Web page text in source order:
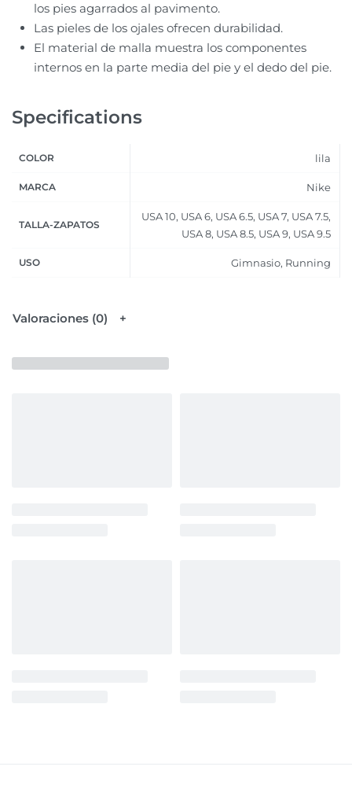
los pies agarrados al pavimento.
Las pieles de los ojales ofrecen durabilidad.
El material de malla muestra los componentes
internos en la parte media del pie y el dedo del pie.
Specifications
COLOR lila
MARCA Nike
TALLA-ZAPATOS
USA 10, USA 6, USA 6.5, USA 7, USA 7.5,
USA 8, USA 8.5, USA 9, USA 9.5
USO Gimnasio, Running
Valoraciones (0)